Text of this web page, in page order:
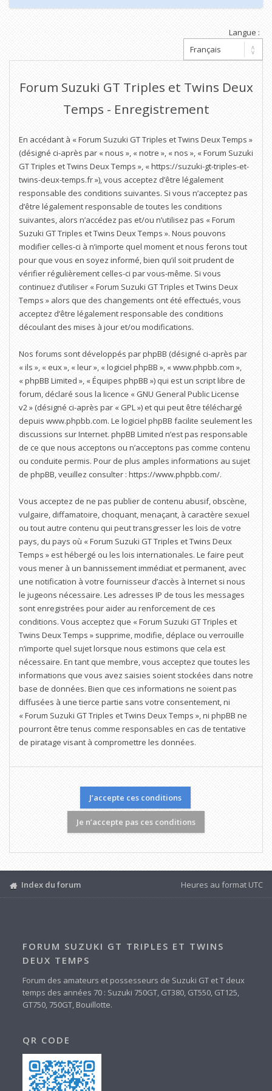
Langue :
Forum Suzuki GT Triples et Twins Deux
Temps - Enregistrement
En accédant à « Forum Suzuki GT Triples et Twins Deux Temps »
(désigné ci-après par « nous », « notre », « nos », « Forum Suzuki
GT Triples et Twins Deux Temps », « https://suzuki-gt-triples-et-
twins-deux-temps.fr »), vous acceptez d’être légalement
responsable des conditions suivantes. Si vous n’acceptez pas
d’être légalement responsable de toutes les conditions
suivantes, alors n’accédez pas et/ou n’utilisez pas « Forum
Suzuki GT Triples et Twins Deux Temps ». Nous pouvons
modifier celles-ci à n’importe quel moment et nous ferons tout
pour que vous en soyez informé, bien qu’il soit prudent de
vérifier régulièrement celles-ci par vous-même. Si vous
continuez d’utiliser « Forum Suzuki GT Triples et Twins Deux
Temps » alors que des changements ont été effectués, vous
acceptez d’être légalement responsable des conditions
découlant des mises à jour et/ou modifications.
Nos forums sont développés par phpBB (désigné ci-après par
« ils », « eux », « leur », « logiciel phpBB », « www.phpbb.com »,
« phpBB Limited », « Équipes phpBB ») qui est un script libre de
forum, déclaré sous la licence «GNU General Public License
v2» (désigné ci-après par « GPL ») et qui peut être téléchargé
depuis www.phpbb.com. Le logiciel phpBB facilite seulement les
discussions sur Internet. phpBB Limited n’est pas responsable
de ce que nous acceptons ou n’acceptons pas comme contenu
ou conduite permis. Pour de plus amples informations au sujet
de phpBB, veuillez consulter : https://www.phpbb.com/.
Vous acceptez de ne pas publier de contenu abusif, obscène,
vulgaire, diffamatoire, choquant, menaçant, à caractère sexuel
ou tout autre contenu qui peut transgresser les lois de votre
pays, du pays où « Forum Suzuki GT Triples et Twins Deux
Temps » est hébergé ou les lois internationales. Le faire peut
vous mener à un bannissement immédiat et permanent, avec
une notification à votre fournisseur d’accès à Internet si nous
le jugeons nécessaire. Les adresses IP de tous les messages
sont enregistrées pour aider au renforcement de ces
conditions. Vous acceptez que « Forum Suzuki GT Triples et
Twins Deux Temps » supprime, modifie, déplace ou verrouille
n’importe quel sujet lorsque nous estimons que cela est
nécessaire. En tant que membre, vous acceptez que toutes les
informations que vous avez saisies soient stockées dans notre
base de données. Bien que ces informations ne soient pas
diffusées à une tierce partie sans votre consentement, ni
« Forum Suzuki GT Triples et Twins Deux Temps », ni phpBB ne
pourront être tenus comme responsables en cas de tentative
de piratage visant à compromettre les données.
Index du forum Heures au format UTC
FORUM SUZUKI GT TRIPLES ET TWINS
DEUX TEMPS
Forum des amateurs et possesseurs de Suzuki GT et T deux
temps des années 70 : Suzuki 750GT, GT380, GT550, GT125,
GT750, 750GT, Bouillotte.
QR CODE